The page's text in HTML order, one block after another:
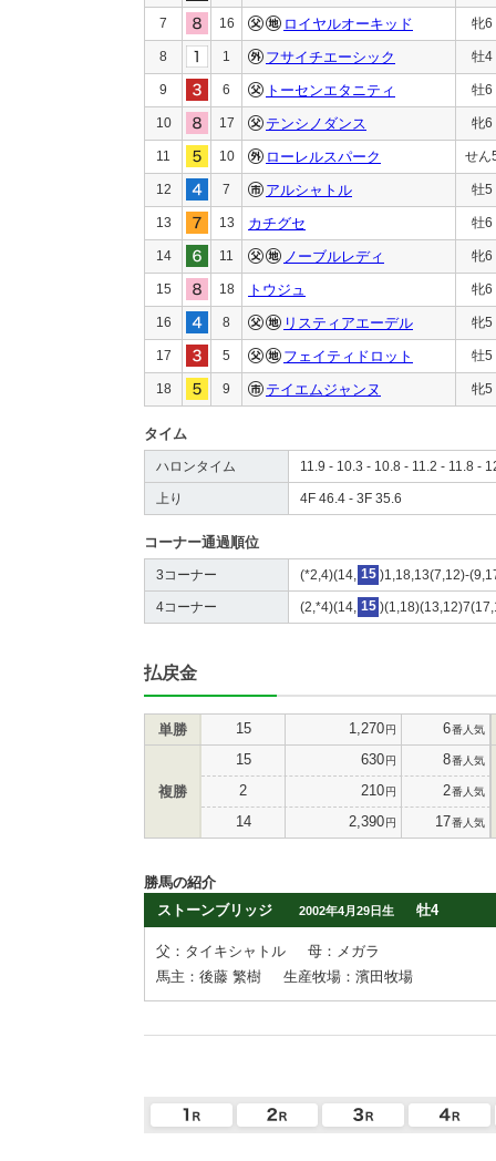
7 16 ロイヤルオーキッド 牝6
8 1 フサイチエーシック 牡4
9 6 トーセンエタニティ 牡6
10 17 テンシノダンス 牝6
11 10 ローレルスパーク せん
12 7 アルシャトル 牡5
13 13 カチグセ 牡6
14 11 ノーブルレディ 牝6
15 18 トウジュ 牝6
16 8 リスティアエーデル 牝5
17 5 フェイティドロット 牡5
18 9 テイエムジャンヌ 牝5
タイム
ハロンタイム 11.9 - 10.3 - 10.8 - 11.2 - 11.8 -
上り 4F 46.4 - 3F 35.6
コーナー通過順位
3コーナー (*2,4)(14, 15 )1,18,13(7,12)-
4コーナー (2,*4)(14, 15
払戻金
単勝 15 1,270円 6番人気
複勝
15 630円 8番人気
2 210円 2番人気
14 2,390円 17番人気
勝馬の紹介
ストーンブリッジ
2002年4月29日生 牡4
父：タイキシャトル
母：メガラ
馬主：後藤 繁樹
生産牧場：濱田牧場